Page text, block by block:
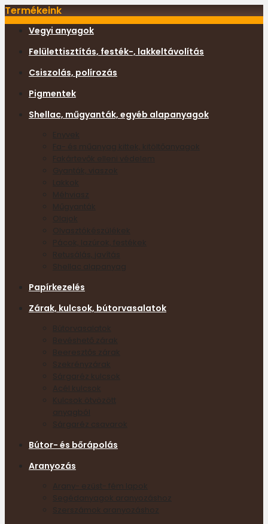
Termékeink
Vegyi anyagok
Felülettisztítás, festék-, lakkeltávolítás
Csiszolás, polírozás
Pigmentek
Shellac, műgyanták, egyéb alapanyagok
Enyvek
Fa- és műanyag kittek, kitöltőanyagok
Fakártevők elleni védelem
Gyanták, viaszok
Lakkok
Méhviasz
Műgyanták
Olajok
Olvasztókészülékek
Pácok, lazúrok, festékek
Retusálás, javítás
Papírkezelés
Zárak, kulcsok, bútorvasalatok
Bútorvasalatok
Bevéshető zárak
Beeresztős zárak
Szekrényzárak
Sárgaréz kulcsok
Acél kulcsok
Kulcsok ötvözött
Sárgaréz csavarok
Bútor- és bőrápolás
Aranyozás
Arany- ezüst- fém lapok
Segédanyagok aranyozáshoz
Szerszámok aranyozáshoz